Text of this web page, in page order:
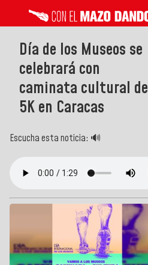
Día de los Museos se
celebrará con
caminata cultural de
5K en Caracas
Escucha esta noticia: 🔊